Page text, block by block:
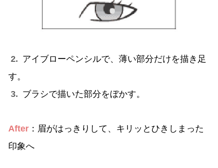
2. アイブローペンシルで、薄い部分だけを描き足
す。
3. ブラシで描いた部分をぼかす。
After ：眉がはっきりして、キリッとひきしまった
印象へ